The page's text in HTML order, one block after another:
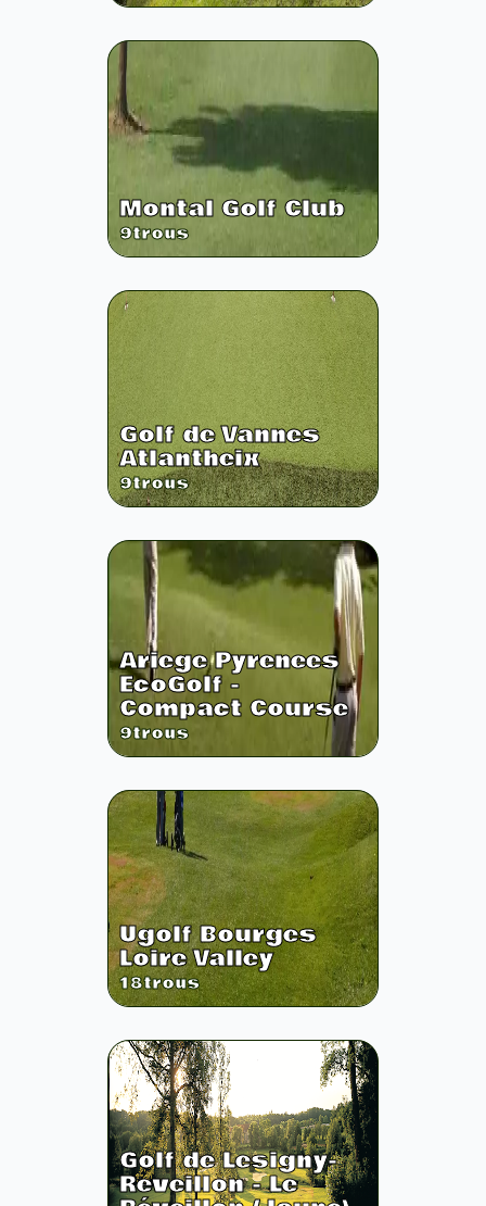
Montal Golf Club
9trous
Golf de Vannes
Atlantheix
9trous
Ariege Pyrenees
EcoGolf -
Compact Course
9trous
Ugolf Bourges
Loire Valley
18trous
Golf de Lesigny-
Reveillon - Le